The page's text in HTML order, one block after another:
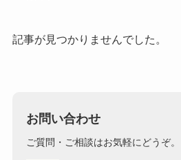
記事が見つかりませんでした。
お問い合わせ
ご質問・ご相談はお気軽にどうぞ。